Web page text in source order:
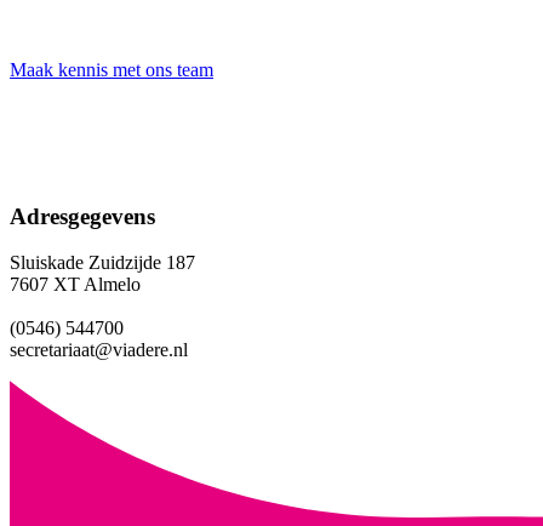
Maak kennis met ons team
Adresgegevens
Sluiskade Zuidzijde 187
7607 XT Almelo
(0546) 544700
secretariaat@viadere.nl